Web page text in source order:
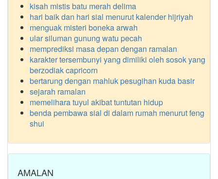
kisah mistis batu merah delima
hari baik dan hari sial menurut kalender hijriyah
menguak misteri boneka arwah
ular siluman gunung watu pecah
memprediksi masa depan dengan ramalan
karakter tersembunyi yang dimiliki oleh sosok yang
berzodiak capricorn
bertarung dengan mahluk pesugihan kuda basir
sejarah ramalan
memelihara tuyul akibat tuntutan hidup
benda pembawa sial di dalam rumah menurut feng
shui
AMALAN